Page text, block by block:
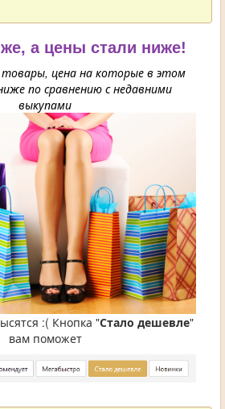
а цены стали ниже!
цена на которые в этом
по сравнению с недавними
выкупами
:( Кнопка "Стало дешевле"
вам поможет